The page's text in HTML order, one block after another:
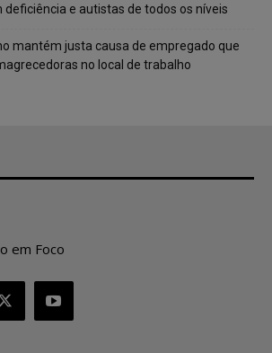
deficiência e autistas de todos os níveis
mantém justa causa de empregado que
no local de trabalho
em Foco